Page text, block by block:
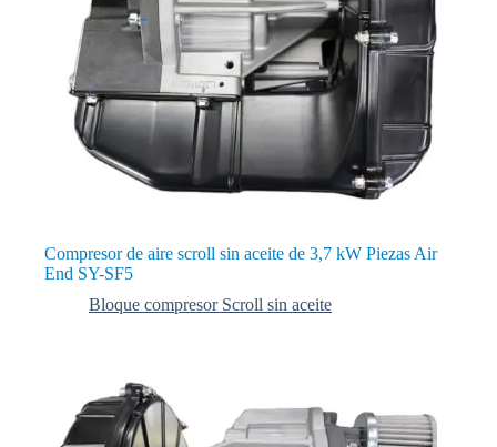
Compresor de aire scroll sin aceite de 3,7 kW Piezas Air
End SY-SF5
Bloque compresor Scroll sin aceite